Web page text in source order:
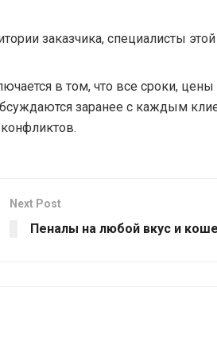
заказчика, специалисты
в том, что все сроки,
заранее с каждым
Next Post
Пеналы на любой вкус и